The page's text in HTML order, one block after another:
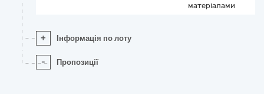
матеріалами
+ Інформація по лоту
- Пропозиції